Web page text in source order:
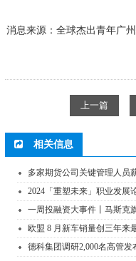
消息来源：全球杰出青年广
上一篇
相关信息
多家期货公司关键管理人员
2024「重塑未来」职业发展
一周投融资大事件丨马斯克
欧盟 8 月新车销量创三年来
德科集团调研2,000名高管发